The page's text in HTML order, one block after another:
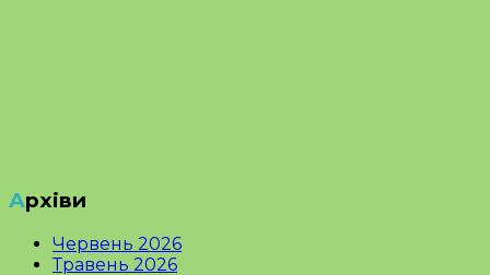
Архіви
Червень 2026
Травень 2026